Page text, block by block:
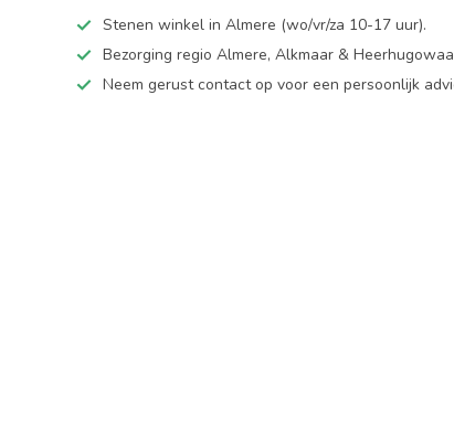
Stenen winkel in Almere (wo/vr/za 10-17 uur).
Bezorging regio Almere, Alkmaar &
Neem gerust contact op voor een persoonlijk